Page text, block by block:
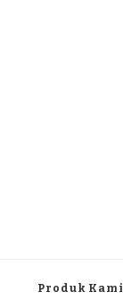
Produk Kami